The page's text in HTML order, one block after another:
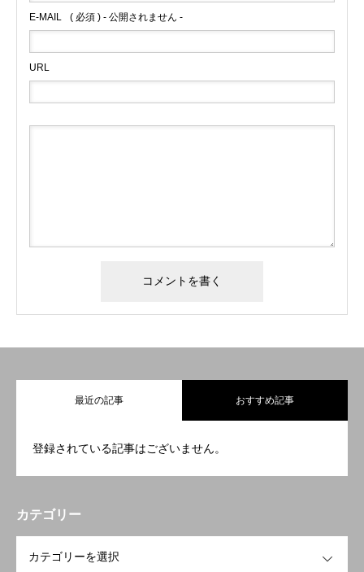
E-MAIL ( 必須 ) - 公開されません -
URL
最近の記事 おすすめ記事
登録されている記事はございません。
カテゴリー